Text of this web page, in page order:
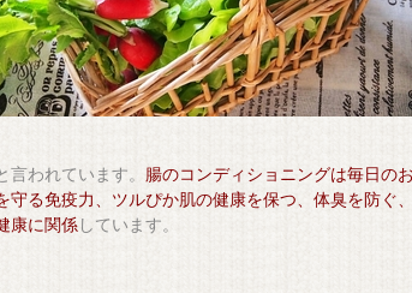
われています。 腸のコンディショニングは毎日の
守る免疫力、ツルぴか肌の健康を保つ、体臭を防ぐ
康に関係しています。